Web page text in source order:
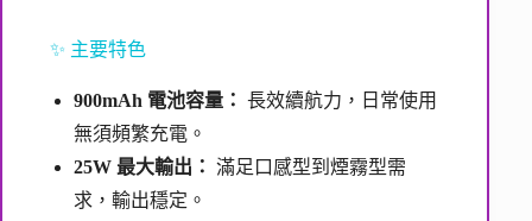
✨ 主要特色
900mAh 電池容量： 長效續航力，日常使用
無須頻繁充電。
25W 最大輸出： 滿足口感型到煙霧型需
求，輸出穩定。